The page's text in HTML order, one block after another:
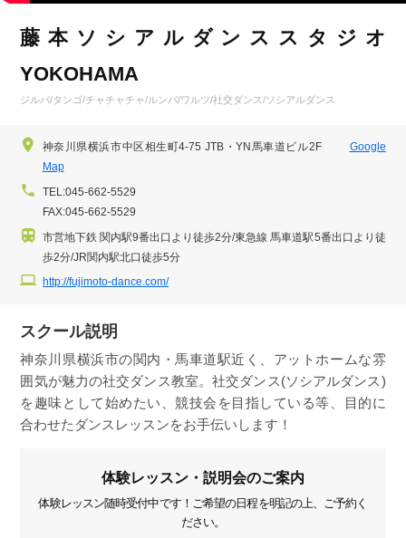
藤本ソシアルダンススタジオ
YOKOHAMA
ジルバ/タンゴ/チャチャチャ/ルンバ/ワルツ/社交ダンス/ソシアルダンス
神奈川県横浜市中区相生町4-75 JTB・YN馬車道ビル2F Google
Map
TEL:045-662-5529
FAX:045-662-5529
市営地下鉄 関内駅9番出口より徒歩2分/東急線 馬車道駅5番出口より徒
歩2分/JR関内駅北口徒歩5分
http://fujimoto-dance.com/
スクール説明
神奈川県横浜市の関内・馬車道駅近く、アットホームな雰
囲気が魅力の社交ダンス教室。社交ダンス(ソシアルダンス)
を趣味として始めたい、競技会を目指している等、目的に
合わせたダンスレッスンをお手伝いします！
体験レッスン・説明会のご案内
体験レッスン随時受付中です！ご希望の日程を明記の上、ご予約く
ださい。